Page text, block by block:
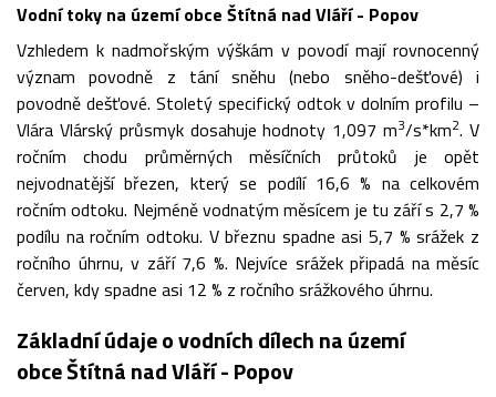
Vodní toky na území obce Štítná nad Vláří - Popov
Vzhledem k nadmořským výškám v povodí mají rovnocenný
význam povodně z tání sněhu (nebo sněho-dešťové) i
povodně dešťové. Stoletý specifický odtok v dolním profilu –
Vlára Vlárský průsmyk dosahuje hodnoty 1,097 m3/s*km2. V
ročním chodu průměrných měsíčních průtoků je opět
nejvodnatější březen, který se podílí 16,6 % na celkovém
ročním odtoku. Nejméně vodnatým měsícem je tu září s 2,7 %
podílu na ročním odtoku. V březnu spadne asi 5,7 % srážek z
ročního úhrnu, v září 7,6 %. Nejvíce srážek připadá na měsíc
červen, kdy spadne asi 12 % z ročního srážkového úhrnu.
Základní údaje o vodních dílech na území
obce Štítná nad Vláří - Popov